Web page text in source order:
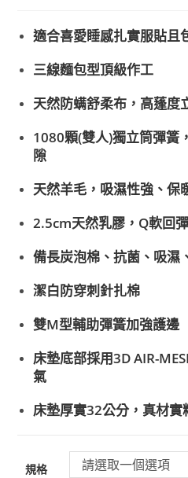
適合喜愛睡感扎實服貼且
三線麵包型頂級作工
天然防螨舒柔布，高蓬度
1080顆(雙人)獨立筒彈簧
隙
天然羊毛，吸濕性強、保
2.5cm天然乳膠，Q軟回
備長炭泡棉、抗菌、吸濕
潔白防穿刺針扎棉
雙M型輔助彈簧加強護邊
床墊底部採用3D AIR-
氣
床墊厚實32公分，真材實
規格 請選取一個選項